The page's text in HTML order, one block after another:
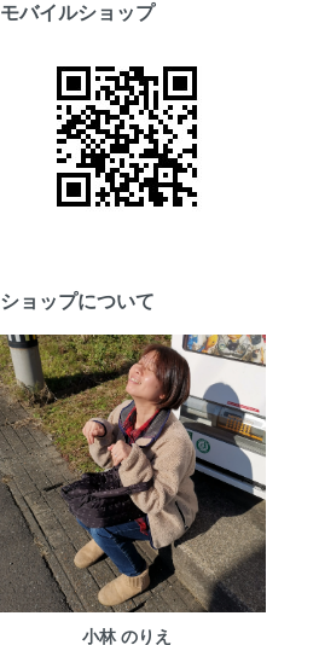
モバイルショップ
ショップについて
小林 のりえ